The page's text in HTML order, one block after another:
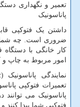
تعمیر و نگهداری
پاناسونیک
داشتن یک فتوکپی
ضروری است. چه شما
کار خانگی با دستگاه
امور مربوط به چاپ و
نمایندگی پاناسونیک
تعمیرات فتوکپی
پاناسونیک می
فتوکپی شما پیدا